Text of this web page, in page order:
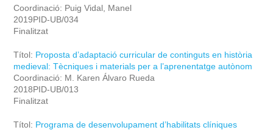
Coordinació: Puig Vidal, Manel
2019PID-UB/034
Finalitzat
Títol: Proposta d’adaptació curricular de continguts en història
medieval: Tècniques i materials per a l’aprenentatge autònom
Coordinació: M. Karen Álvaro Rueda
2018PID-UB/013
Finalitzat
Títol: Programa de desenvolupament d’habilitats clíniques